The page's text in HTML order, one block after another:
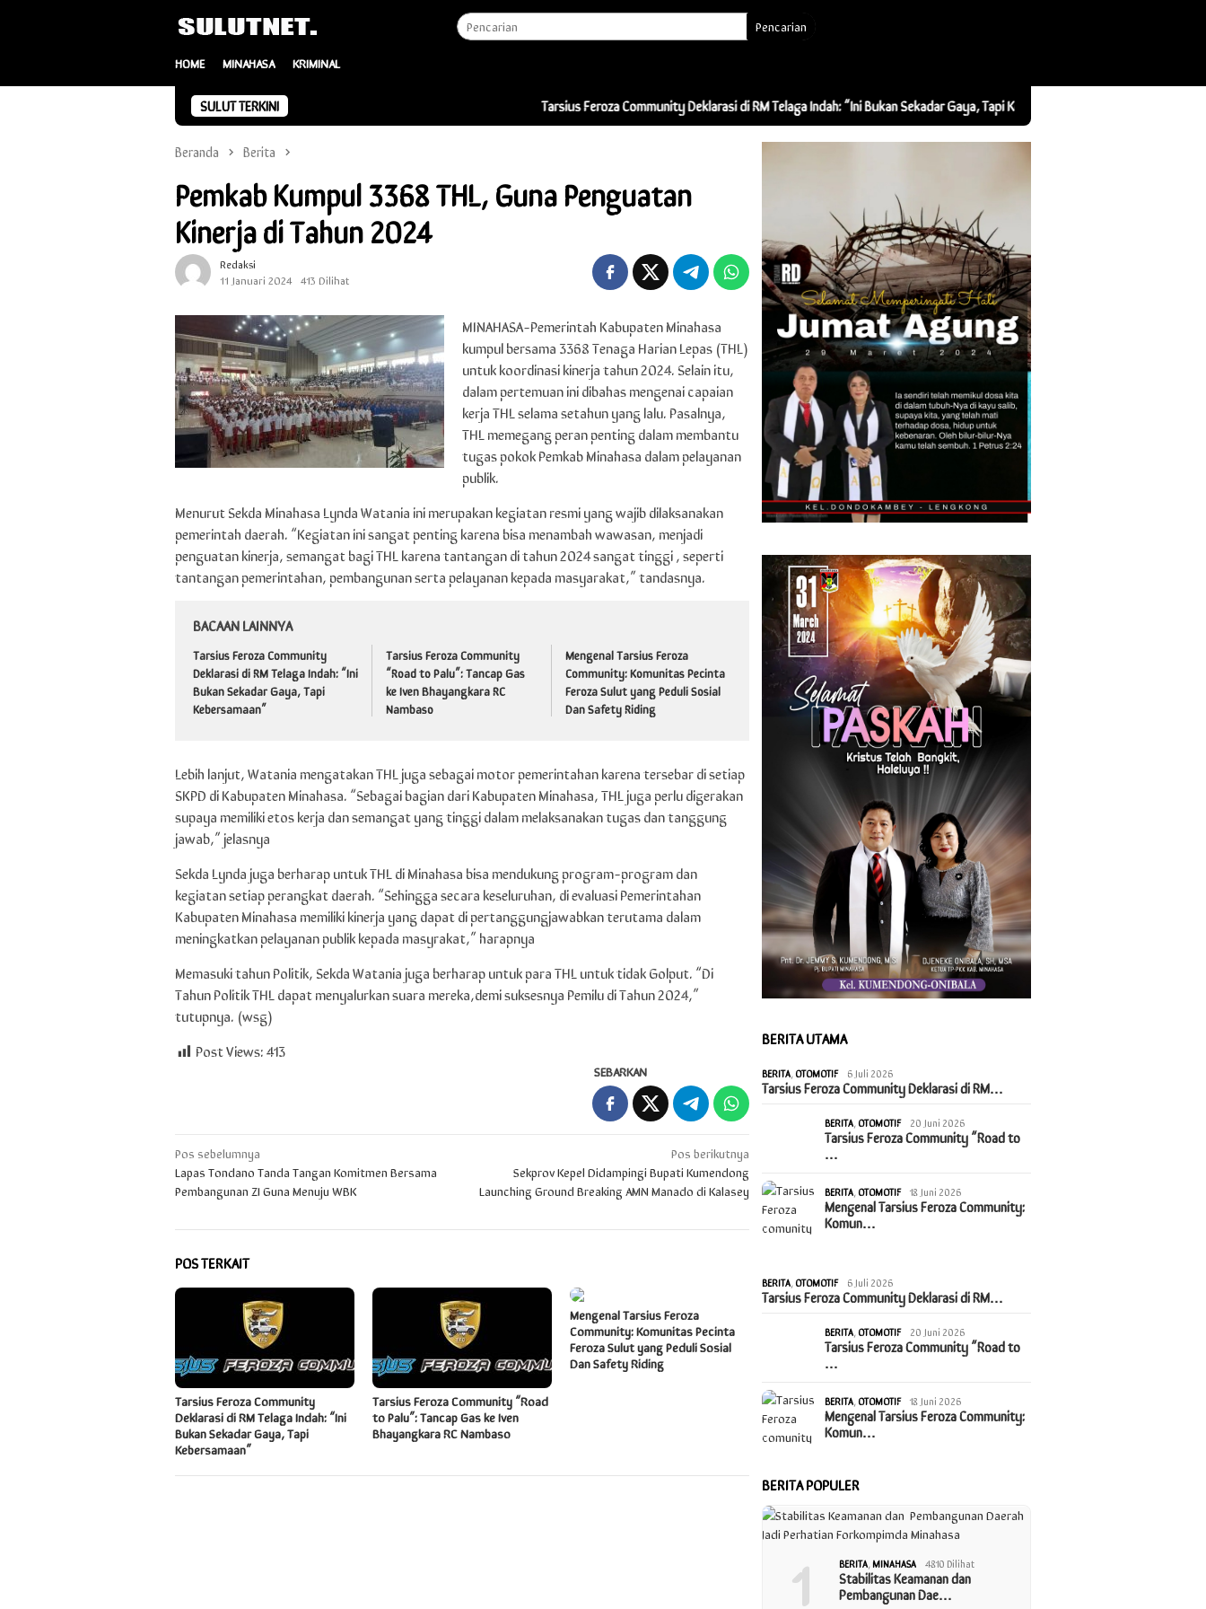
Pencarian
HOME MINAHASA KRIMINAL
SULUT TERKINI Tarsius Feroza Community Deklarasi di RM Telaga Indah: “Ini Bukan Sekadar Gaya, Tapi Kebersamaan”
Beranda Berita
Pemkab Kumpul 3368 THL, Guna Penguatan
Kinerja di Tahun 2024
Redaksi
11 Januari 2024 413 Dilihat
MINAHASA-Pemerintah Kabupaten Minahasa
kumpul bersama 3368 Tenaga Harian Lepas (THL)
untuk koordinasi kinerja tahun 2024. Selain itu,
dalam pertemuan ini dibahas mengenai capaian
kerja THL selama setahun yang lalu. Pasalnya,
THL memegang peran penting dalam membantu
tugas pokok Pemkab Minahasa dalam pelayanan
publik.
Menurut Sekda Minahasa Lynda Watania ini merupakan kegiatan resmi yang wajib dilaksanakan
pemerintah daerah. “Kegiatan ini sangat penting karena bisa menambah wawasan, menjadi
penguatan kinerja, semangat bagi THL karena tantangan di tahun 2024 sangat tinggi , seperti
tantangan pemerintahan, pembangunan serta pelayanan kepada masyarakat,” tandasnya.
BACAAN LAINNYA
Tarsius Feroza Community
Deklarasi di RM Telaga Indah: “Ini
Bukan Sekadar Gaya, Tapi
Kebersamaan”
Tarsius Feroza Community
“Road to Palu”: Tancap Gas
ke Iven Bhayangkara RC
Nambaso
Mengenal Tarsius Feroza
Community: Komunitas Pecinta
Feroza Sulut yang Peduli Sosial
Dan Safety Riding
Lebih lanjut, Watania mengatakan THL juga sebagai motor pemerintahan karena tersebar di setiap
SKPD di Kabupaten Minahasa. “Sebagai bagian dari Kabupaten Minahasa, THL juga perlu digerakan
supaya memiliki etos kerja dan semangat yang tinggi dalam melaksanakan tugas dan tanggung
jawab,” jelasnya
Sekda Lynda juga berharap untuk THL di Minahasa bisa mendukung program-program dan
kegiatan setiap perangkat daerah. “Sehingga secara keseluruhan, di evaluasi Pemerintahan
Kabupaten Minahasa memiliki kinerja yang dapat di pertanggungjawabkan terutama dalam
meningkatkan pelayanan publik kepada masyrakat,” harapnya
Memasuki tahun Politik, Sekda Watania juga berharap untuk para THL untuk tidak Golput. “Di
Tahun Politik THL dapat menyalurkan suara mereka,demi suksesnya Pemilu di Tahun 2024,”
tutupnya. (wsg)
Post Views:413
SEBARKAN
Navigasi
pos
Pos sebelumnya
Lapas Tondano Tanda Tangan Komitmen Bersama
Pembangunan ZI Guna Menuju WBK
Pos berikutnya
Sekprov Kepel Didampingi Bupati Kumendong
Launching Ground Breaking AMN Manado di Kalasey
POS TERKAIT
Tarsius Feroza Community
Deklarasi di RM Telaga Indah: “Ini
Bukan Sekadar Gaya, Tapi
Kebersamaan”
Tarsius Feroza Community “Road
to Palu”: Tancap Gas ke Iven
Bhayangkara RC Nambaso
Mengenal Tarsius Feroza
Community: Komunitas Pecinta
Feroza Sulut yang Peduli Sosial
Dan Safety Riding
BERITA UTAMA
BERITA,OTOMOTIF 6 Juli 2026
Tarsius Feroza Community Deklarasi di RM…
BERITA,OTOMOTIF 20 Juni 2026
Tarsius Feroza Community “Road to
…
BERITA,OTOMOTIF 18 Juni 2026
Mengenal Tarsius Feroza Community:
Komun…
BERITA,OTOMOTIF 6 Juli 2026
Tarsius Feroza Community Deklarasi di RM…
BERITA,OTOMOTIF 20 Juni 2026
Tarsius Feroza Community “Road to
…
BERITA,OTOMOTIF 18 Juni 2026
Mengenal Tarsius Feroza Community:
Komun…
BERITA POPULER
1 BERITA,MINAHASA 4810 Dilihat
Stabilitas Keamanan dan
Pembangunan Dae…